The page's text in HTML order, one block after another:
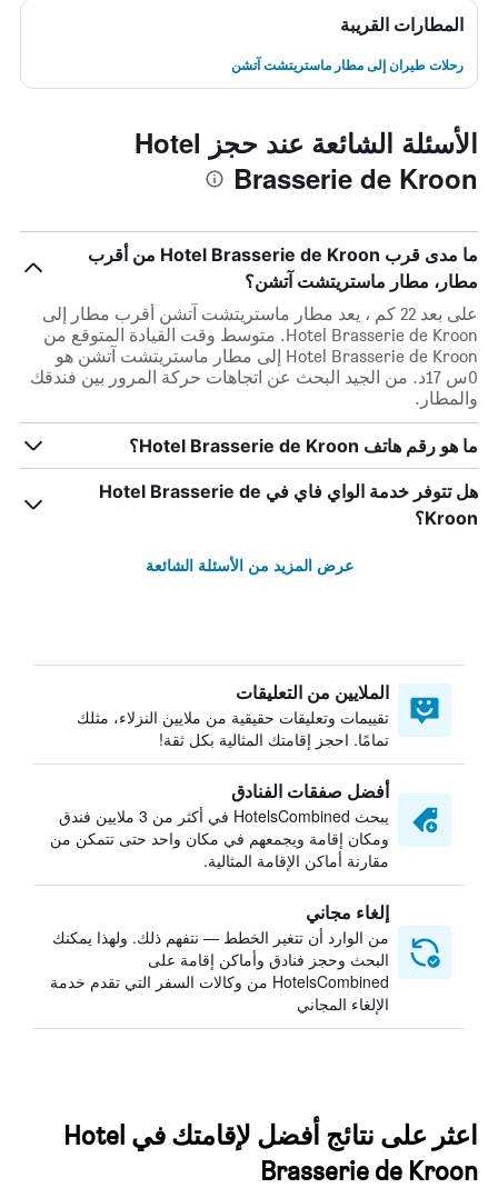
المطارات القريبة
رحلات طيران إلى مطار ماستريتشت آتشن
الأسئلة الشائعة عند حجز Hotel
Brasserie de Kroon
ما مدى قرب Hotel Brasserie de Kroon من أقرب
مطار، مطار ماستريتشت آتشن؟
على بعد 22 كم ، يعد مطار ماستريتشت آتشن أقرب مطار إلى
Hotel Brasserie de Kroon. متوسط وقت القيادة المتوقع من
Hotel Brasserie de Kroon إلى مطار ماستريتشت آتشن هو
0س 17د. من الجيد البحث عن اتجاهات حركة المرور بين فندقك
والمطار.
ما هو رقم هاتف Hotel Brasserie de Kroon؟
هل تتوفر خدمة الواي فاي في Hotel Brasserie de
Kroon؟
عرض المزيد من الأسئلة الشائعة
الملايين من التعليقات
تقييمات وتعليقات حقيقية من ملايين النزلاء، مثلك
تمامًا. احجز إقامتك المثالية بكل ثقة!
أفضل صفقات الفنادق
يبحث HotelsCombined في أكثر من 3 ملايين فندق
ومكان إقامة ويجمعهم في مكان واحد حتى تتمكن من
مقارنة أماكن الإقامة المثالية.
إلغاء مجاني
من الوارد أن تتغير الخطط — نتفهم ذلك. ولهذا يمكنك
البحث وحجز فنادق وأماكن إقامة على
HotelsCombined من وكالات السفر التي تقدم خدمة
الإلغاء المجاني
اعثر على نتائج أفضل لإقامتك في Hotel
Brasserie de Kroon